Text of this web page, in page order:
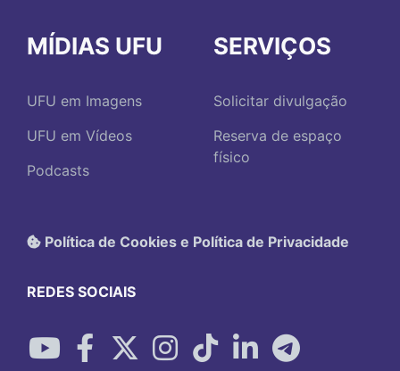
MÍDIAS UFU
UFU em Imagens
UFU em Vídeos
Podcasts
SERVIÇOS
Solicitar divulgação
Reserva de espaço
físico
Política de Cookies e Política de Privacidade
REDES SOCIAIS